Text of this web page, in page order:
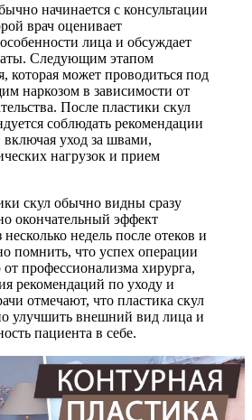
начинается с консультации
врач оценивает
лица и обсуждает
Следующим этапом
которая может проводиться под
наркозом в зависимости от
После пластики скул
соблюдать рекомендации
уход за швами,
нагрузок и прием
скул обычно видны сразу
окончательный эффект
несколько недель после отеков и
помнить, что успех операции
от профессионализма хирурга,
рекомендаций по уходу и
отмечают, что пластика скул
улучшить внешний вид лица и
пациента в себе.